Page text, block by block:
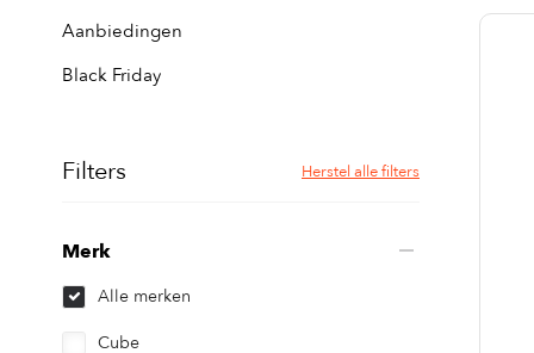
Aanbiedingen
Black Friday
Filters Herstel alle filters
Merk
Alle merken
Cube